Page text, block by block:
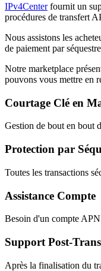
IPv4Centerfournit un
procédures de transfert
Nous assistons les
de paiement par
Notre marketplace
pouvons vous mettre en
Courtage Clé en
Gestion de bout en bout
Protection par
Toutes les transactions
Assistance Compte
Besoin d'un compte
Support Post-
Après la finalisation du